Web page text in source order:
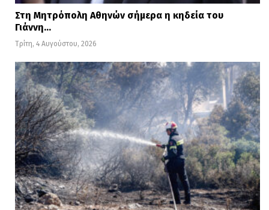
Στη Μητρόπολη Αθηνών σήμερα η κηδεία του
Γιάννη…
Τρίτη, 4 Αυγούστου, 2026